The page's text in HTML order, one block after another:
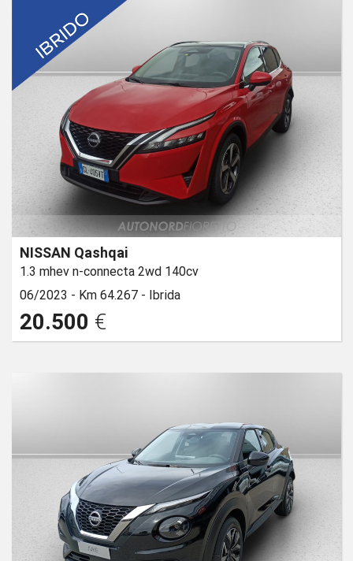
NISSAN Qashqai
1.3 mhev n-connecta 2wd 140cv
06/2023 - Km 64.267 - Ibrida
20.500 €